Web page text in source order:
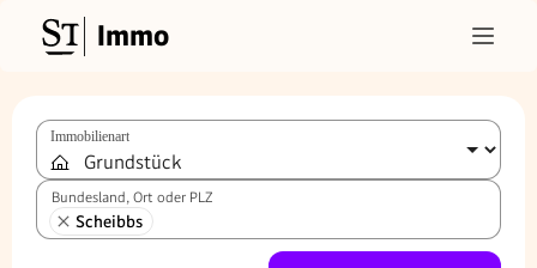
Immo
Immobilienart
Bundesland, Ort oder PLZ
Scheibbs